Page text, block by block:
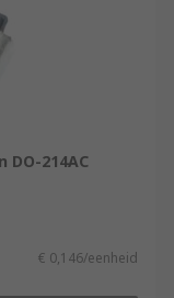
DO-214AC
€ 0,146/eenheid